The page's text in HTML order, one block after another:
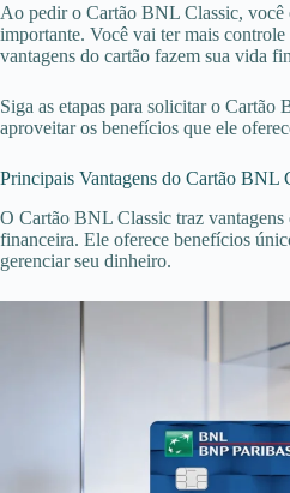
Ao pedir o Cartão BNL Classic, você
importante. Você vai ter mais
vantagens do cartão fazem sua vida
Siga as etapas para solicitar o Cartão
aproveitar os benefícios que ele
Principais Vantagens do Cartão BNL
O Cartão BNL Classic traz vantagens
financeira. Ele oferece benefícios
gerenciar seu dinheiro.